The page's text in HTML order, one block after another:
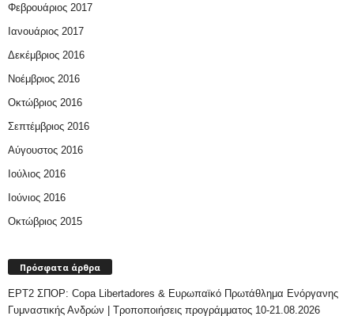
Φεβρουάριος 2017
Ιανουάριος 2017
Δεκέμβριος 2016
Νοέμβριος 2016
Οκτώβριος 2016
Σεπτέμβριος 2016
Αύγουστος 2016
Ιούλιος 2016
Ιούνιος 2016
Οκτώβριος 2015
Πρόσφατα άρθρα
ΕΡΤ2 ΣΠΟΡ: Copa Libertadores & Ευρωπαϊκό Πρωτάθλημα Ενόργανης
Γυμναστικής Ανδρών | Τροποποιήσεις προγράμματος 10-21.08.2026